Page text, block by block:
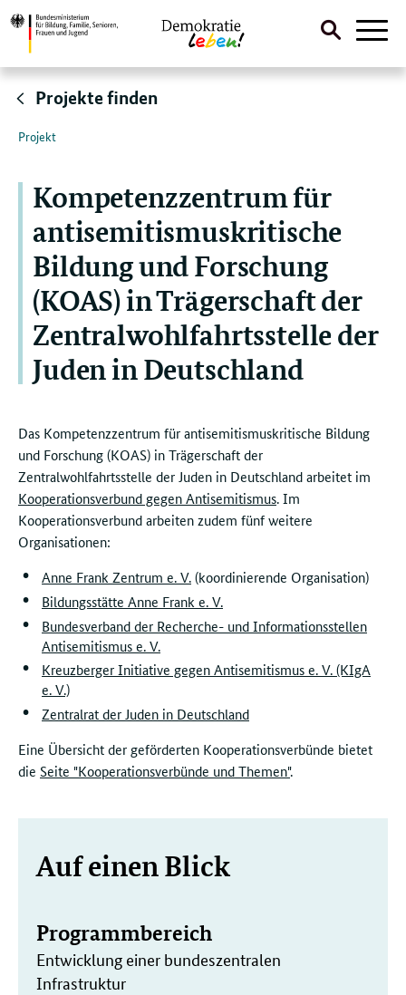
Direktlink:
Suche
Projekte finden
Projekt
Kompetenzzentrum für
antisemitismuskritische
Bildung und Forschung
(KOAS) in Trägerschaft der
Zentralwohlfahrtsstelle der
Juden in Deutschland
Das Kompetenzzentrum für antisemitismuskritische Bildung
und Forschung (KOAS) in Trägerschaft der
Zentralwohlfahrtsstelle der Juden in Deutschland arbeitet im
Kooperationsverbund gegen Antisemitismus. Im
Kooperationsverbund arbeiten zudem fünf weitere
Organisationen:
Anne Frank Zentrum e. V.(koordinierende Organisation)
Bildungsstätte Anne Frank e. V.
Bundesverband der Recherche- und Informationsstellen
Antisemitismus e. V.
Kreuzberger Initiative gegen Antisemitismus e. V. (KIgA
e. V.)
Zentralrat der Juden in Deutschland
Eine Übersicht der geförderten Kooperationsverbünde bietet
die Seite "Kooperationsverbünde und Themen".
Weitere
Auf einen Blick
Programmbereich
Entwicklung einer bundeszentralen
Infrastruktur